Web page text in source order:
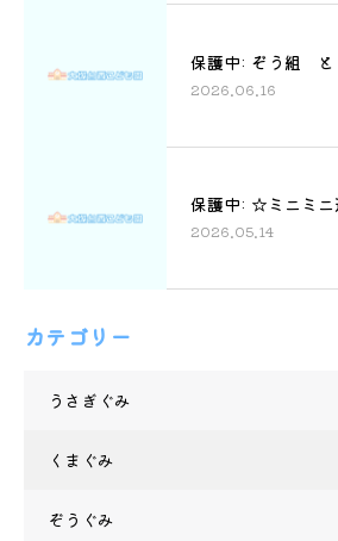
保護中: ぞう組 と
2026.06.16
保護中: ☆ミニミ
2026.05.14
カテゴリー
うさぎぐみ
くまぐみ
ぞうぐみ